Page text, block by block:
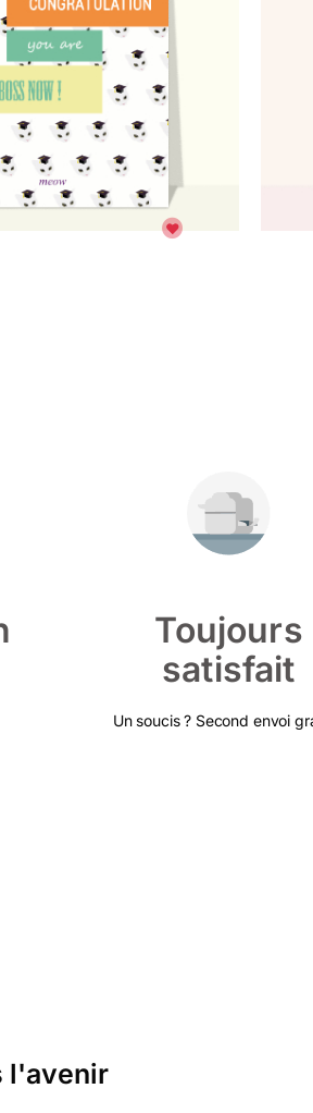
Toujours
satisfait
Un soucis ? Second envoi
l'avenir